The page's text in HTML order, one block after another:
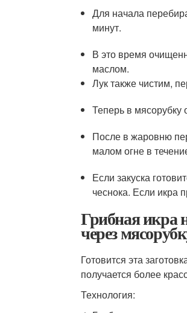
Для начала
минут.
В это время
маслом.
Лук также чистим,
Теперь в
После в жаровню
малом огне в
Если закуска
чеснока. Если икра
Грибная икра
через
Готовится эта
получается более
Технология: